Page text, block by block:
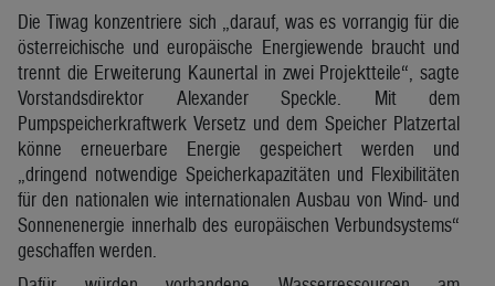
Die Tiwag konzentriere sich „darauf, was es vorrangig für die
österreichische und europäische Energiewende braucht und
trennt die Erweiterung Kaunertal in zwei Projektteile“, sagte
Vorstandsdirektor Alexander Speckle. Mit dem
Pumpspeicherkraftwerk Versetz und dem Speicher Platzertal
könne erneuerbare Energie gespeichert werden und
„dringend notwendige Speicherkapazitäten und Flexibilitäten
für den nationalen wie internationalen Ausbau von Wind- und
Sonnenenergie innerhalb des europäischen Verbundsystems“
geschaffen werden.